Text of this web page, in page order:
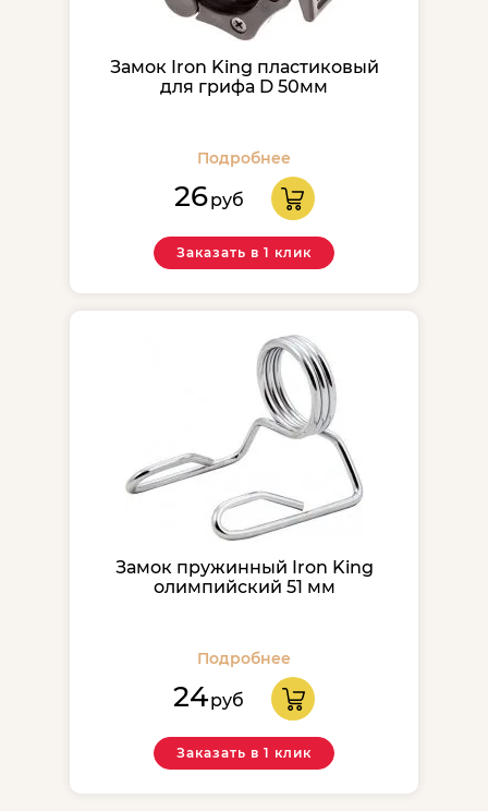
Замок Iron King пластиковый
для грифа D 50мм
Подробнее
26руб
Заказать в 1 клик
Замок пружинный Iron King
олимпийский 51 мм
Подробнее
24руб
Заказать в 1 клик